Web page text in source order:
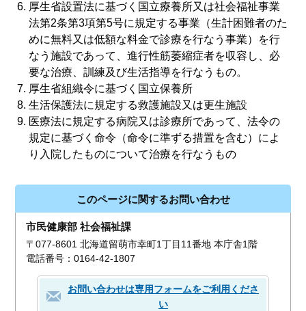
厚生省設置法に基づく国立療養所又は社会福祉事業
法第2条第3項第5号に規定する事業（生計困難者のた
めに無料又は低額な料金で診療を行なう事業）を行
なう施設であって、進行性筋萎縮症者を収容し、必
要な治療、訓練及び生活指導を行なうもの。
厚生省組織令に基づく国立保養所
生活保護法に規定する救護施設又は更生施設
医療法に規定する病院又は診療所であって、法令の
規定に基づく命令（命令に準ずる措置を含む）によ
り入院したものについて治療を行なうもの
このページに関するお問い合わせ
市民健康部 社会福祉課
〒077-8601 北海道留萌市幸町1丁目11番地 本庁舎1階
電話番号：0164-42-1807
お問い合わせは専用フォームをご利用くださ
い